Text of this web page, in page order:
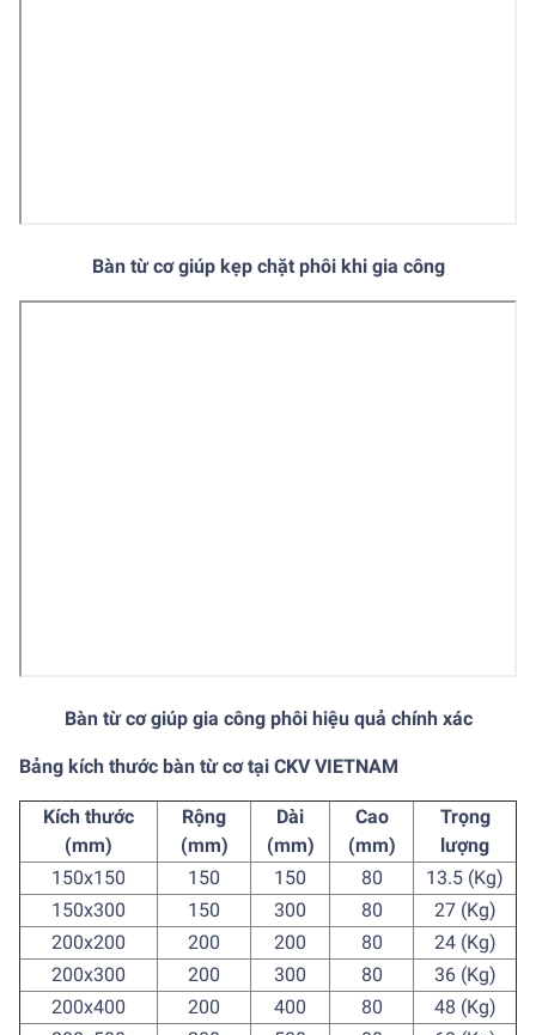
Bàn từ cơ giúp kẹp chặt phôi khi gia công
Bàn từ cơ giúp gia công phôi hiệu quả chính xác
Bảng kích thước bàn từ cơ tại CKV VIETNAM
Kích thước
(mm)
Rộng
(mm)
Dài
(mm)
Cao
(mm)
Trọng
lượng
150x150
150 150 80
13.5 (Kg)
150x300
150 300 80
27 (Kg)
200x200
200 200 80
24 (Kg)
200x300
200 300 80
36 (Kg)
200x400
200 400 80
48 (Kg)